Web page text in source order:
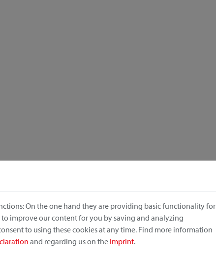
On the one hand they are providing basic functionality for
improve our content for you by saving and analyzing
to using these cookies at any time. Find more information
and regarding us on the Imprint.